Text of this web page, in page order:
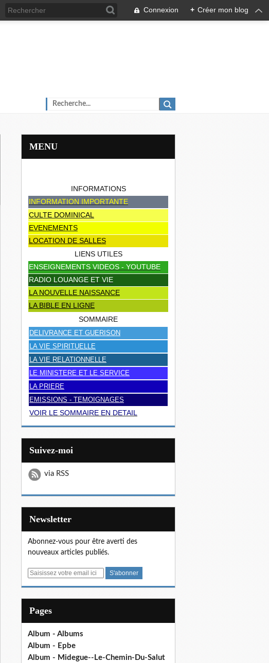
Connexion + Créer mon blog
MENU
INFORMATIONS
INFORMATION IMPORTANTE
CULTE DOMINICAL
EVENEMENTS
LOCATION DE SALLES
LIENS UTILES
ENSEIGNEMENTS VIDEOS - YOUTUBE
RADIO LOUANGE ET VIE
LA NOUVELLE NAISSANCE
LA BIBLE EN LIGNE
SOMMAIRE
DELIVRANCE ET GUERISON
LA VIE SPIRITUELLE
LA VIE RELATIONNELLE
LE MINISTERE ET LE SERVICE
LA PRIERE
EMISSIONS - TEMOIGNAGES
VOIR LE SOMMAIRE EN DETAIL
Suivez-moi
via RSS
Newsletter
Abonnez-vous pour être averti des
nouveaux articles publiés.
E
Pages
Album - Albums
Album - Epbe
Album - Midegue--Le-Chemin-Du-Salut